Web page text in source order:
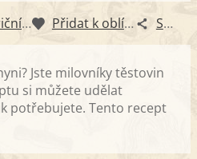
Zapsat do nutričního diáře Přidat k oblíbeným Sdílet
Jste milovníky těstovin
si můžete udělat
potřebujete. Tento recept